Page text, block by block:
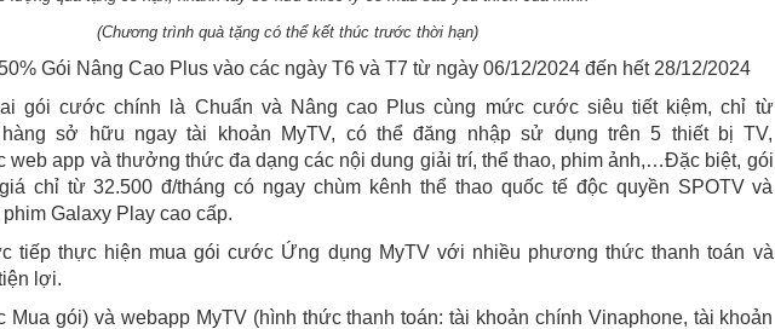
(Chương trình quà tặng có thể kết thúc trước thời hạn)
Gói Nâng Cao Plus vào các ngày T6 và T7 từ ngày 06/12/2024 đến hết 28/12/2024
gói cước chính là Chuẩn và Nâng cao Plus cùng mức cước siêu tiết kiệm, chỉ từ
hàng sở hữu ngay tài khoản MyTV, có thể đăng nhập sử dụng trên 5 thiết bị TV,
web app và thưởng thức đa dạng các nội dung giải trí, thể thao, phim ảnh,…Đặc biệt, gói
chỉ từ 32.500 đ/tháng có ngay chùm kênh thể thao quốc tế độc quyền SPOTV và
Galaxy Play cao cấp.
tiếp thực hiện mua gói cước Ứng dụng MyTV với nhiều phương thức thanh toán và
lợi.
Mua gói) và webapp MyTV (hình thức thanh toán: tài khoản chính Vinaphone, tài khoản